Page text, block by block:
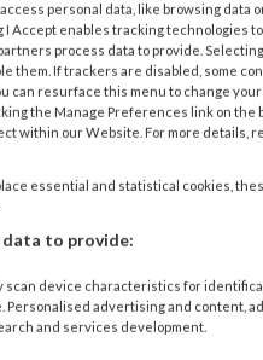
ook een
komt uit
Sylvia, nooit te
verdieping.
haar
naar de andere kant
lachend.
schouders op met
verraadt dat ze
Iran slechts een
personal data, like browsing data
Accept enables tracking technologies
process data to provide.
them. If trackers are disabled, some
can resurface this menu to change
the Manage Preferences link on the
within our Website. For more details,
essential and statistical cookies,
data to provide:
scan device characteristics for
Personalised advertising and content,
and services development.